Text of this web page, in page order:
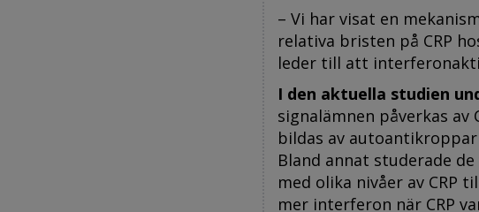
– Vi har visat en
relativa bristen på CRP
leder till att
I den aktuella studien
signalämnen påverkas av
bildas av
Bland annat studerade
med olika nivåer av CRP
mer interferon när CRP